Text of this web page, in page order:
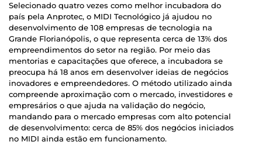
Selecionado quatro vezes como melhor incubadora do
país pela Anprotec, o MIDI Tecnológico já ajudou no
desenvolvimento de 108 empresas de tecnologia na
Grande Florianópolis, o que representa cerca de 13% dos
empreendimentos do setor na região. Por meio das
mentorias e capacitações que oferece, a incubadora se
preocupa há 18 anos em desenvolver ideias de negócios
inovadores e empreendedores. O método utilizado ainda
compreende aproximação com o mercado, investidores e
empresários o que ajuda na validação do negócio,
mandando para o mercado empresas com alto potencial
de desenvolvimento: cerca de 85% dos negócios iniciados
no MIDI ainda estão em funcionamento.